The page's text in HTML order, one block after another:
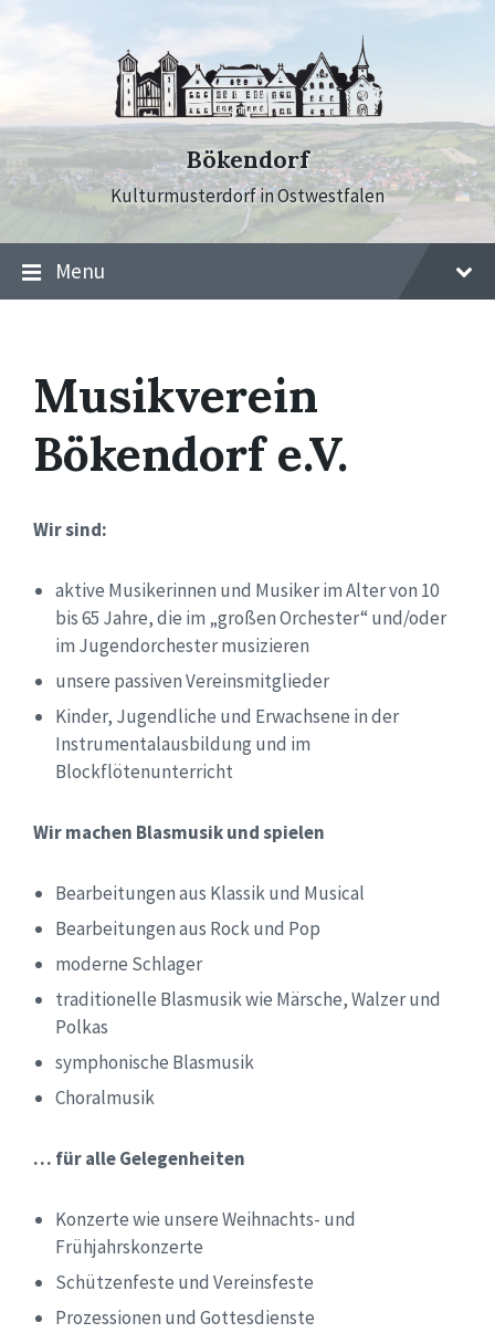
Bökendorf
Kulturmusterdorf in Ostwestfalen
Menu
Musikverein
Bökendorf e.V.
Wir sind:
aktive Musikerinnen und Musiker im Alter von 10
bis 65 Jahre, die im „großen Orchester“ und/oder
im Jugendorchester musizieren
unsere passiven Vereinsmitglieder
Kinder, Jugendliche und Erwachsene in der
Instrumentalausbildung und im
Blockflötenunterricht
Wir machen Blasmusik und spielen
Bearbeitungen aus Klassik und Musical
Bearbeitungen aus Rock und Pop
moderne Schlager
traditionelle Blasmusik wie Märsche, Walzer und
Polkas
symphonische Blasmusik
Choralmusik
… für alle Gelegenheiten
Konzerte wie unsere Weihnachts- und
Frühjahrskonzerte
Schützenfeste und Vereinsfeste
Prozessionen und Gottesdienste